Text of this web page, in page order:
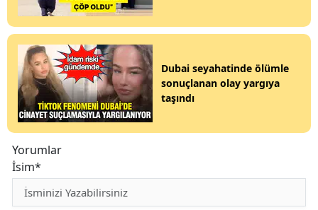
Dubai seyahatinde ölümle
sonuçlanan olay yargıya
taşındı
Yorumlar
İsim*